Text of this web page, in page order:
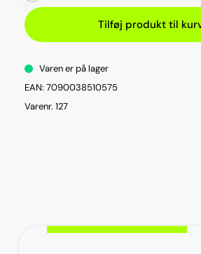
Tilføj produkt til
Varen er på lager
EAN: 7090038510575
Varenr. 127